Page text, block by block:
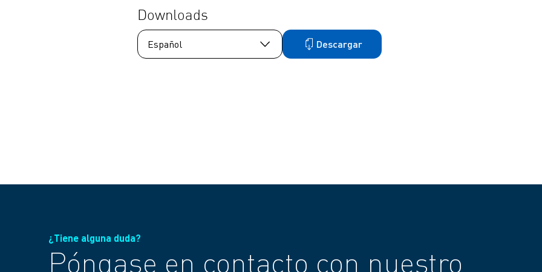
Downloads
Descargar
¿Tiene alguna duda?
Póngase en contacto con nuestro